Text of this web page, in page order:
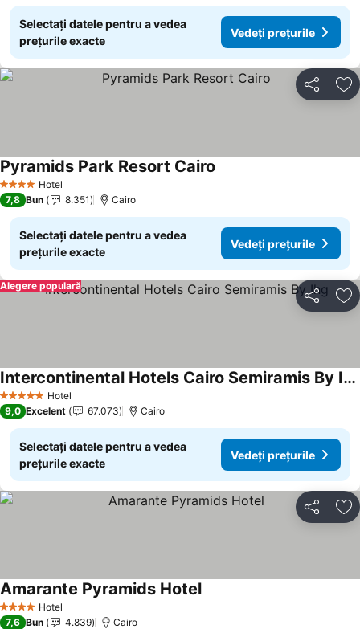
Selectați datele pentru a vedea
prețurile exacte
Vedeți prețurile
Distribuiți
4 Stele Hotel
Pyramids Park Resort Cairo
7,8 Bun 8.351 Cairo
Selectați datele pentru a vedea
prețurile exacte
Vedeți prețurile
Distribuiți
Alegere populară
5 Stele Hotel
Intercontinental Hotels Cairo Semiramis By Ihg
9,0 Excelent 67.073 Cairo
Selectați datele pentru a vedea
prețurile exacte
Vedeți prețurile
Distribuiți
4 Stele Hotel
Amarante Pyramids Hotel
7,6 Bun 4.839 Cairo